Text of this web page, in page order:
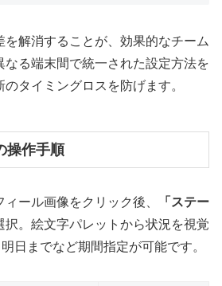
を解消することが、効果的なチーム
なる端末間で統一された設定方法を
タイミングロスを防げます。
操作手順
ール画像をクリック後、
「ステー
択。絵文字パレットから状況を視覚
日までなど期間指定が可能です。